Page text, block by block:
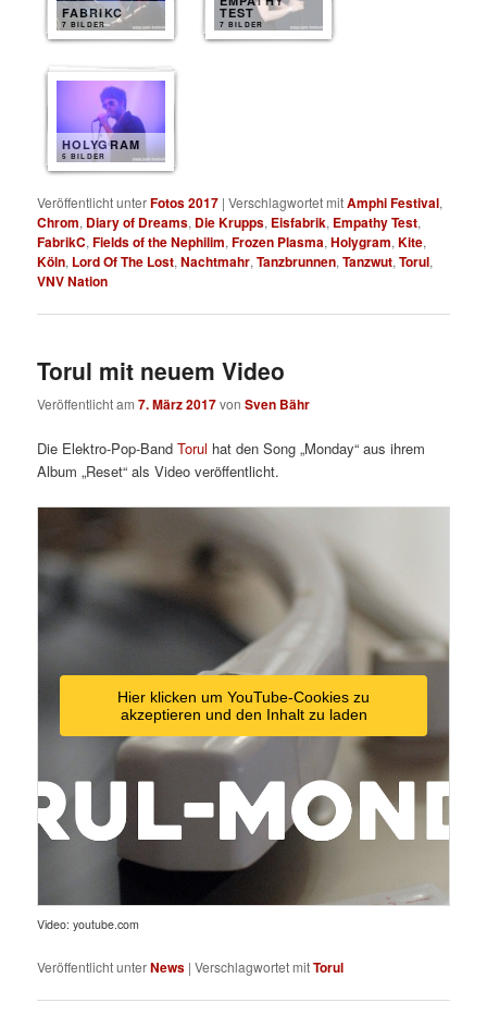
FABRIKC
7 BILDER
TEST
7 BILDER
HOLYGRAM
5 BILDER
Veröffentlicht unterFotos 2017 |Verschlagwortet mitAmphi Festival,
Chrom, Diary of Dreams, Die Krupps, Eisfabrik, Empathy Test,
FabrikC,Fields of the Nephilim,Frozen Plasma,Holygram,Kite,
Köln, Lord Of The Lost,Nachtmahr,Tanzbrunnen,Tanzwut,Torul,
VNV Nation
Torul mit neuem Video
Veröffentlicht am7. März 2017vonSven Bähr
Die Elektro-Pop-BandTorul hat den Song „Monday“ aus ihrem
Album „Reset“ als Video veröffentlicht.
Hier klicken um YouTube-Cookies zu
akzeptieren und den Inhalt zu laden
Video: youtube.com
Veröffentlicht unterNews |Verschlagwortet mitTorul